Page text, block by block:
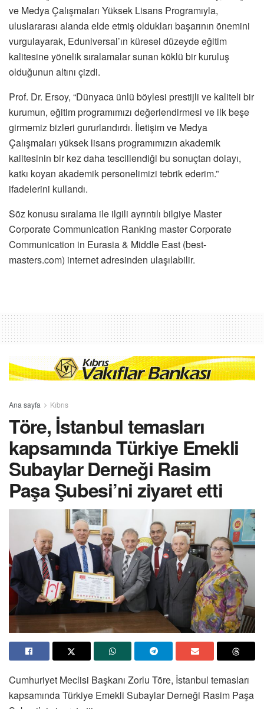
ve Medya Çalışmaları Yüksek Lisans Programıyla,
uluslararası alanda elde etmiş oldukları başarının önemini
vurgulayarak, Eduniversal’ın küresel düzeyde eğitim
kalitesine yönelik sıralamalar sunan köklü bir kuruluş
olduğunun altını çizdi.
Prof. Dr. Ersoy, “Dünyaca ünlü böylesi prestijli ve kaliteli bir
kurumun, eğitim programımızı değerlendirmesi ve ilk beşe
girmemiz bizleri gururlandırdı. İletişim ve Medya
Çalışmaları yüksek lisans programımızın akademik
kalitesinin bir kez daha tescillendiği bu sonuçtan dolayı,
katkı koyan akademik personelimizi tebrik ederim.”
ifadelerini kullandı.
Söz konusu sıralama ile ilgili ayrıntılı bilgiye Master
Corporate Communication Ranking master Corporate
Communication in Eurasia & Middle East (best-
masters.com) internet adresinden ulaşılabilir.
Ana sayfa Kıbrıs
Töre, İstanbul temasları
kapsamında Türkiye Emekli
Subaylar Derneği Rasim
Paşa Şubesi’ni ziyaret etti
Cumhuriyet Meclisi Başkanı Zorlu Töre, İstanbul temasları
kapsamında Türkiye Emekli Subaylar Derneği Rasim Paşa